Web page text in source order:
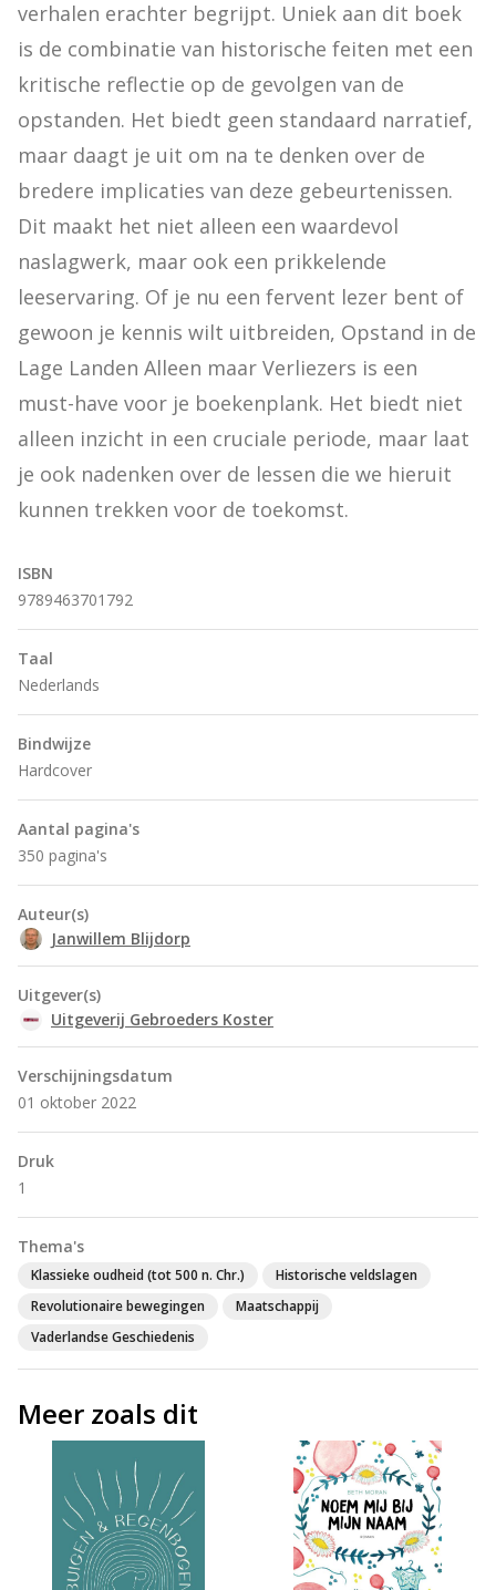
verhalen erachter begrijpt. Uniek aan dit boek
is de combinatie van historische feiten met een
kritische reflectie op de gevolgen van de
opstanden. Het biedt geen standaard narratief,
maar daagt je uit om na te denken over de
bredere implicaties van deze gebeurtenissen.
Dit maakt het niet alleen een waardevol
naslagwerk, maar ook een prikkelende
leeservaring. Of je nu een fervent lezer bent of
gewoon je kennis wilt uitbreiden, Opstand in de
Lage Landen Alleen maar Verliezers is een
must-have voor je boekenplank. Het biedt niet
alleen inzicht in een cruciale periode, maar laat
je ook nadenken over de lessen die we hieruit
kunnen trekken voor de toekomst.
ISBN
9789463701792
Taal
Nederlands
Bindwijze
Hardcover
Aantal pagina's
350 pagina's
Auteur(s)
Janwillem Blijdorp
Uitgever(s)
Uitgeverij Gebroeders Koster
Verschijningsdatum
01 oktober 2022
Druk
1
Thema's
Klassieke oudheid (tot 500 n. Chr.)
Historische veldslagen
Revolutionaire bewegingen
Maatschappij
Vaderlandse Geschiedenis
Meer zoals dit